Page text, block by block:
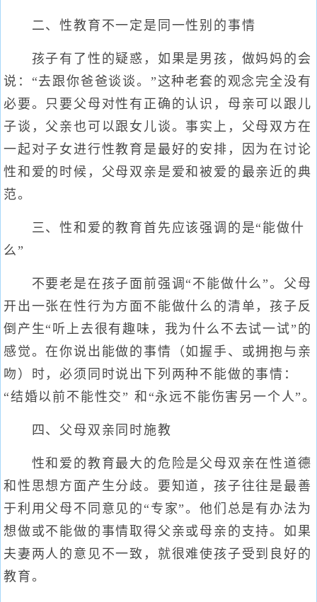
二、性教育不一定是同一性别的事情
孩子有了性的疑惑，如果是男孩，做妈妈的会
说：“去跟你爸爸谈谈。”这种老套的观念完全没有
必要。只要父母对性有正确的认识，母亲可以跟儿
子谈，父亲也可以跟女儿谈。事实上，父母双方在
一起对子女进行性教育是最好的安排，因为在讨论
性和爱的时候，父母双亲是爱和被爱的最亲近的典
范。
三、性和爱的教育首先应该强调的是“能做什
么”
不要老是在孩子面前强调“不能做什么”。父母
开出一张在性行为方面不能做什么的清单，孩子反
倒产生“听上去很有趣味，我为什么不去试一试”的
感觉。在你说出能做的事情（如握手、或拥抱与亲
吻）时，必须同时说出下列两种不能做的事情：
“结婚以前不能性交” 和“永远不能伤害另一个人”。
四、父母双亲同时施教
性和爱的教育最大的危险是父母双亲在性道德
和性思想方面产生分歧。要知道，孩子往往是最善
于利用父母不同意见的“专家”。他们总是有办法为
想做或不能做的事情取得父亲或母亲的支持。如果
夫妻两人的意见不一致，就很难使孩子受到良好的
教育。